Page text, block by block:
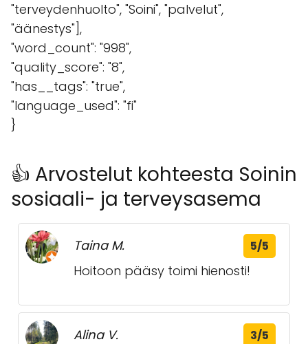
"terveydenhuolto", "Soini", "palvelut",
"äänestys"],
"word_count": "998",
"quality_score": "8",
"has__tags": "true",
"language_used": "fi"
}
👍 Arvostelut kohteesta Soinin
sosiaali- ja terveysasema
Taina M. 5/5
Hoitoon pääsy toimi hienosti!
Alina V. 3/5